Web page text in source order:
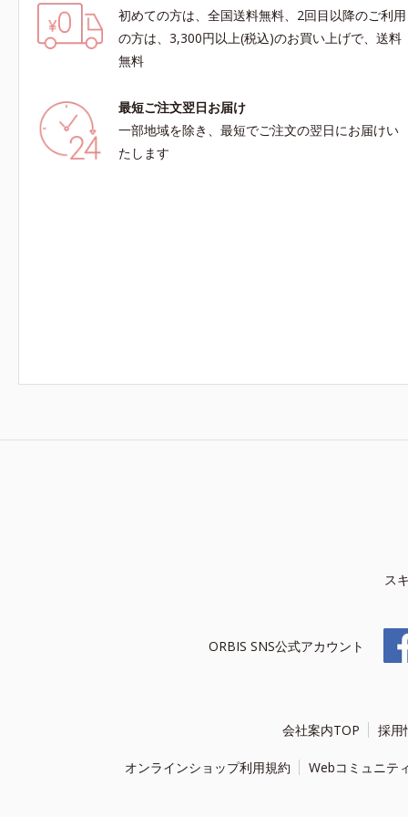
初めての方は、全国送料無料、2回目以降のご利用
の方は、3,300円以上(税込)のお買い上げで、送料
無料
最短ご注文翌日お届け
一部地域を除き、最短でご注文の翌日にお届けい
たします
ス
ORBIS SNS公式アカウント
会社案内TOP 採用
オンラインショップ利用規約 Webコミュニテ